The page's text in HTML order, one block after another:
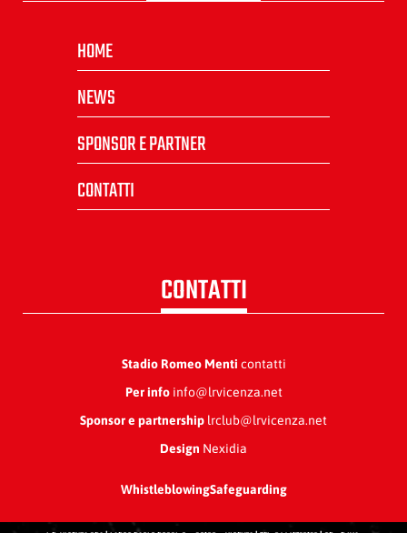
HOME
NEWS
SPONSOR E PARTNER
CONTATTI
CONTATTI
Stadio Romeo Menti contatti
Per infoinfo@lrvicenza.net
Sponsor e partnership lrclub@lrvicenza.net
Design Nexidia
WhistleblowingSafeguarding